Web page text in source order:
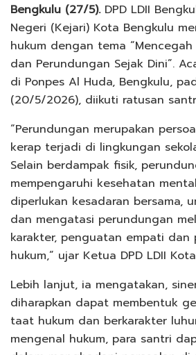
Bengkulu (27/5).DPD LDII
Negeri (Kejari) Kota Bengkulu
hukum dengan tema “Mencegah
dan Perundungan Sejak Dini”.
di Ponpes Al Huda, Bengkulu,
(20/5/2026), diikuti ratusan
“Perundungan merupakan
kerap terjadi di lingkungan
Selain berdampak fisik,
mempengaruhi kesehatan
diperlukan kesadaran bersama,
dan mengatasi perundungan
karakter, penguatan empati dan
hukum,” ujar Ketua DPD LDII
Lebih lanjut, ia mengatakan,
diharapkan dapat membentuk
taat hukum dan berkarakter
mengenal hukum, para santri